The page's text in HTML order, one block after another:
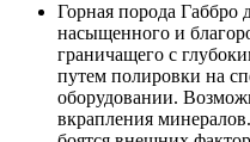
Горная порода Габбро
насыщенного и
граничащего с
путем полировки на
оборудовании.
вкрапления